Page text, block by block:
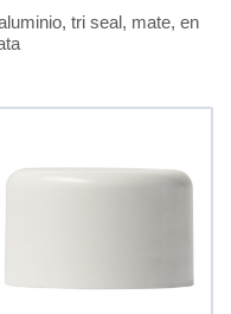
tri seal, mate, en